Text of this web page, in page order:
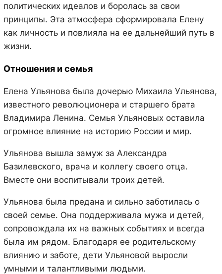
политических идеалов и боролась за свои
принципы. Эта атмосфера сформировала Елену
как личность и повлияла на ее дальнейший путь в
жизни.
Отношения и семья
Елена Ульянова была дочерью Михаила Ульянова,
известного революционера и старшего брата
Владимира Ленина. Семья Ульяновых оставила
огромное влияние на историю России и мир.
Ульянова вышла замуж за Александра
Базилевского, врача и коллегу своего отца.
Вместе они воспитывали троих детей.
Ульянова была предана и сильно заботилась о
своей семье. Она поддерживала мужа и детей,
сопровождала их на важных событиях и всегда
была им рядом. Благодаря ее родительскому
влиянию и заботе, дети Ульяновой выросли
умными и талантливыми людьми.